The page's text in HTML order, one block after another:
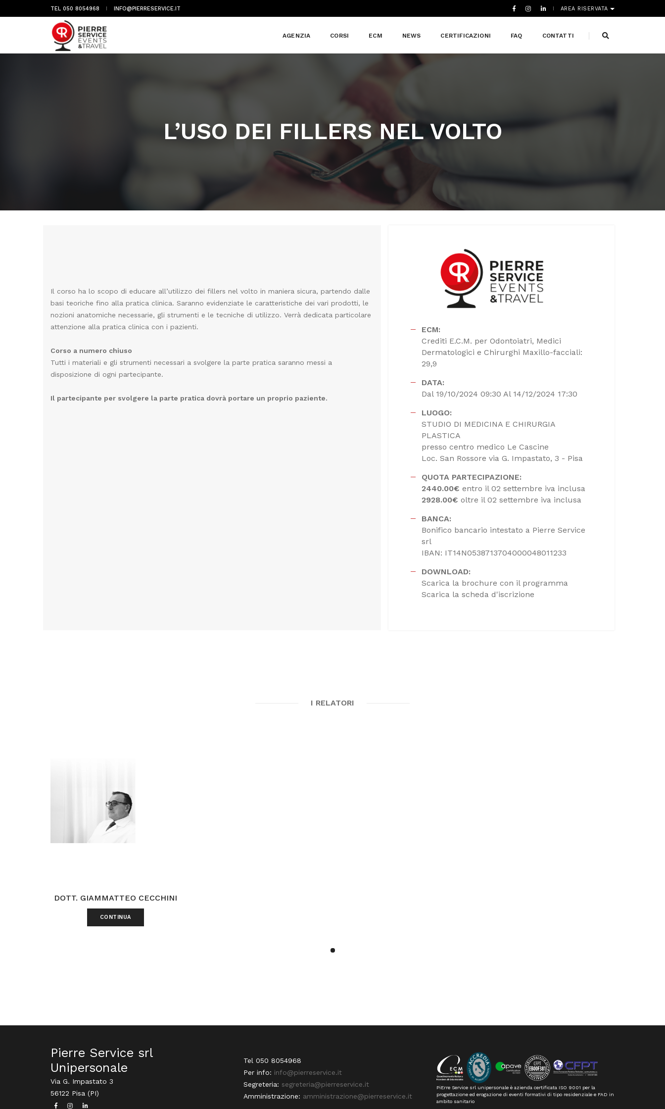
TEL 050 8054968 INFO@PIERRESERVICE.IT AREA RISERVATA
AGENZIA CORSI ECM NEWS CERTIFICAZIONI FAQ CONTATTI
L’USO DEI FILLERS NEL VOLTO
Il corso ha lo scopo di educare all’utilizzo dei fillers nel volto in maniera sicura, partendo dalle
basi teoriche fino alla pratica clinica. Saranno evidenziate le caratteristiche dei vari prodotti, le
nozioni anatomiche necessarie, gli strumenti e le tecniche di utilizzo. Verrà dedicata particolare
attenzione alla pratica clinica con i pazienti.
Corso a numero chiuso
Tutti i materiali e gli strumenti necessari a svolgere la parte pratica saranno messi a
disposizione di ogni partecipante.
Il partecipante per svolgere la parte pratica dovrà portare un proprio paziente.
ECM:
Crediti E.C.M. per Odontoiatri, Medici
Dermatologici e Chirurghi Maxillo-facciali:
29,9
DATA:
Dal 19/10/2024 09:30 Al 14/12/2024 17:30
LUOGO:
STUDIO DI MEDICINA E CHIRURGIA
PLASTICA
presso centro medico Le Cascine
Loc. San Rossore via G. Impastato, 3 - Pisa
QUOTA PARTECIPAZIONE:
2440.00€ entro il 02 settembre iva inclusa
2928.00€ oltre il 02 settembre iva inclusa
BANCA:
Bonifico bancario intestato a Pierre Service
srl
IBAN: IT14N0538713704000048011233
DOWNLOAD:
Scarica la brochure con il programma
Scarica la scheda d'iscrizione
I RELATORI
DOTT. GIAMMATTEO CECCHINI
CONTINUA
Pierre Service srl
Unipersonale
Via G. Impastato 3
56122 Pisa (PI)
Tel 050 8054968
Per info: info@pierreservice.it
Segreteria: segreteria@pierreservice.it
Amministrazione: amministrazione@pierreservice.it
PiErre Service srl unipersonale è azienda certificata ISO 9001 per la
progettazione ed erogazione di eventi formativi di tipo residenziale e FAD in
ambito sanitario